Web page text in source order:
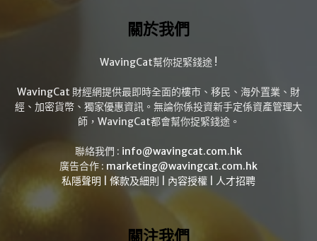
關於我們
WavingCat幫你捉緊錢途 !
WavingCat 財經網提供最即時全面的樓市、移民、海外置業、財
經、加密貨幣、獨家優惠資訊。無論你係投資新手定係資產管理大
師，WavingCat都會幫你捉緊錢途。
聯絡我們 : info@wavingcat.com.hk
廣告合作 : marketing@wavingcat.com.hk
私隱聲明
條款及細則 內容授權 人才招聘
關注我們